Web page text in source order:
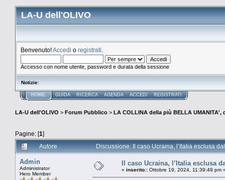
LA-U dell'OLIVO
Benvenuto!Accedi o registrati
Accesso con nome utente, password e durata della sessione
Notizie:
HOME GUIDA RICERCA AGENDA ACCEDI REGISTRATI
LA-U dell'OLIVO > Forum Pubblico > LA COLLINA della più BELLA UMANITA',
Pagine: [1]
Autore
Discussione: Il caso Ucraina, l’Italia esclusa
Admin
Administrator
Hero Member
Il caso Ucraina, l’Italia esclusa
« inserito:: Ottobre 19, 2024, 11:39:49 pm